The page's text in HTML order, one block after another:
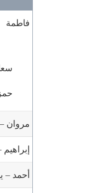
فاطمة
مروان
أحمد –